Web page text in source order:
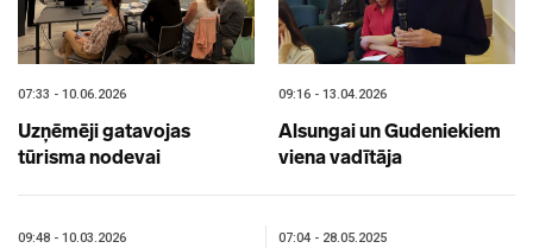
07:33 - 10.06.2026
Uzņēmēji gatavojas
tūrisma nodevai
09:16 - 13.04.2026
Alsungai un Gudeniekiem
viena vadītāja
09:48 - 10.03.2026 07:04 - 28.05.2025